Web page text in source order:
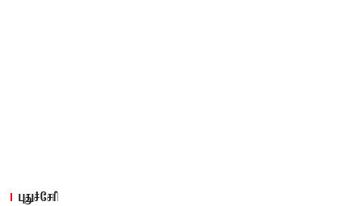
புதுச்சேரி